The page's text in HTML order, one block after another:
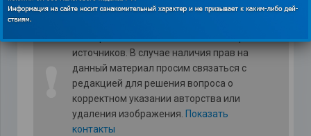
*Изображения использованы из открытых
источников. В случае наличия прав на
данный материал просим связаться с
редакцией для решения вопроса о
корректном указании авторства или
удаления изображения. Показать
контакты